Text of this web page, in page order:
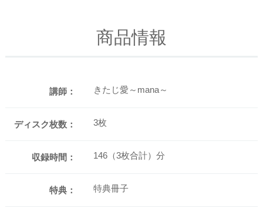
商品情報
講師： きたじ愛～mana～
ディスク枚数： 3枚
収録時間： 146（3枚合計）分
特典： 特典冊子